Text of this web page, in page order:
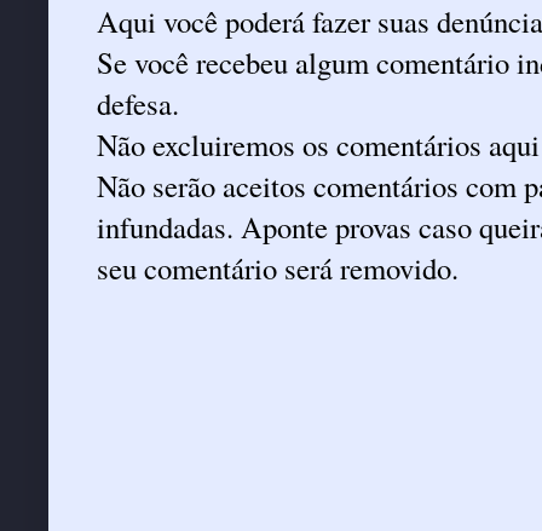
Aqui você poderá fazer suas
Se você recebeu algum comentário
defesa.
Não excluiremos os comentários
Não serão aceitos comentários com
infundadas. Aponte provas caso
seu comentário será removido.